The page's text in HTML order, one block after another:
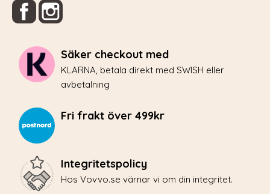
Facebook
Säker checkout med
KLARNA, betala direkt med SWISH eller
avbetalning
Fri frakt över 499kr
Integritetspolicy
Hos Vovvo.se värnar vi om din integritet.